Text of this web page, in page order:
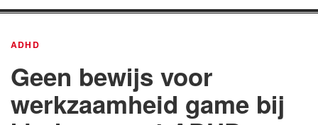
ADHD
Geen bewijs voor
werkzaamheid game bij